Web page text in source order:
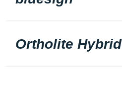
Ortholite Hybrid